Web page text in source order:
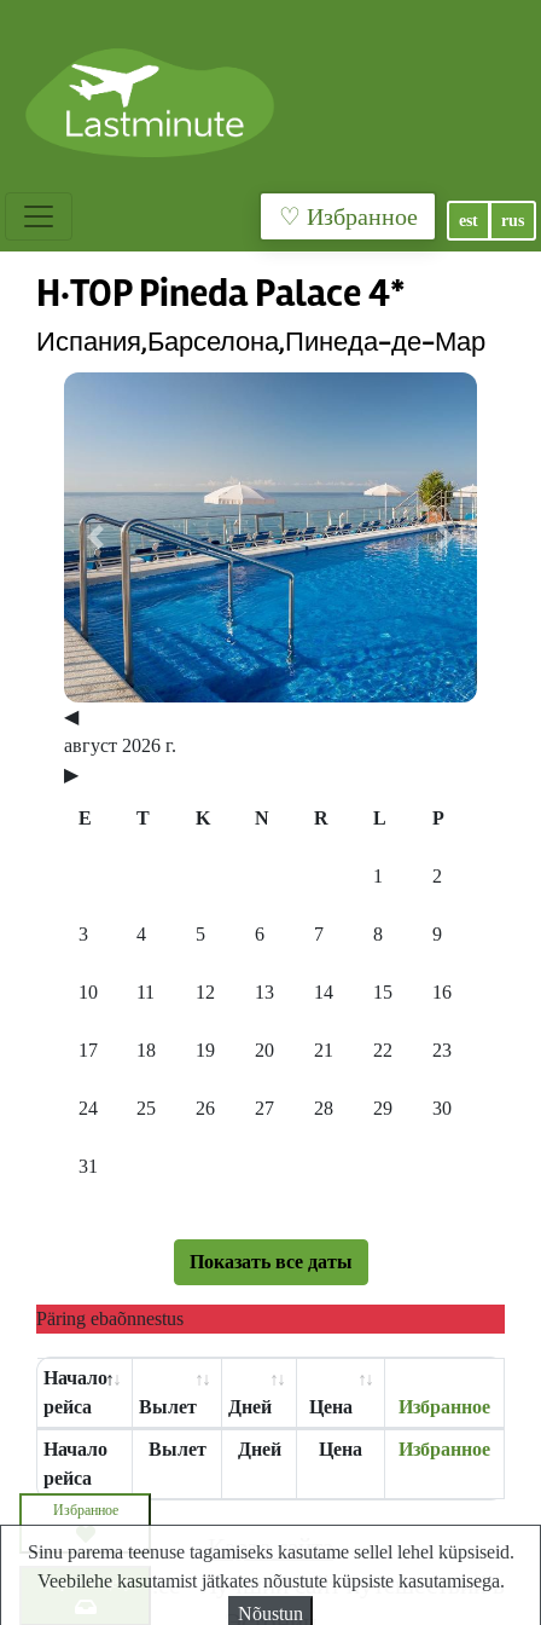
♡ Избранное est rus
H·TOP Pineda Palace 4*
Испания,Барселона,Пинеда-де-Мар
Previous Next
◀
август 2026 г.
▶
E T K N R L P
1 2
3 4 5 6 7 8 9
10 11 12 13 14 15 16
17 18 19 20 21 22 23
24 25 26 27 28 29 30
31
Показать все даты
Päring ebaõnnestus
Начало
рейса
Вылет Дней Цена Избранное
Начало
рейса
Вылет Дней Цена Избранное
Запросите цену
Избранное
Карта сайта
Lastminute.ee - Лучший сайт путешествий в
Sinu parema teenuse tagamiseks kasutame sellel lehel küpsiseid.
Veebilehe kasutamist jätkates nõustute küpsiste kasutamisega.
Nõustun